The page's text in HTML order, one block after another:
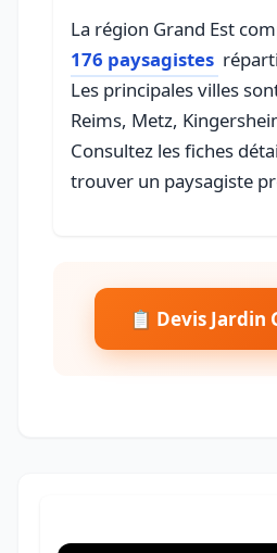
La région Grand Est
176 paysagistes
Les principales villes
Reims, Metz,
Consultez les fiches
trouver un paysagiste
📋 Devis